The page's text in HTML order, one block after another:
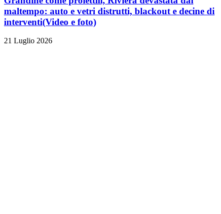
maltempo: auto e vetri distrutti, blackout e decine di
interventi(Video e foto)
21 Luglio 2026